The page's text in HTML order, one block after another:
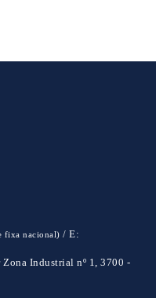
fixa nacional) /E:
Industrial nº 1, 3700 -